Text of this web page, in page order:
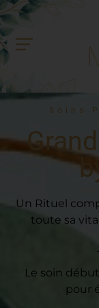
Soins
Un Rituel
toute sa
Le soin
pour